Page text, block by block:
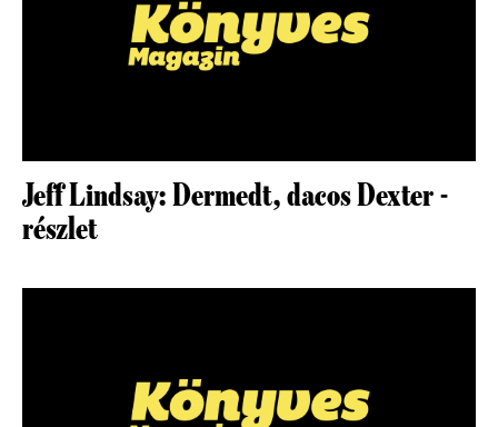
Jeff Lindsay: Dermedt, dacos Dexter -
részlet